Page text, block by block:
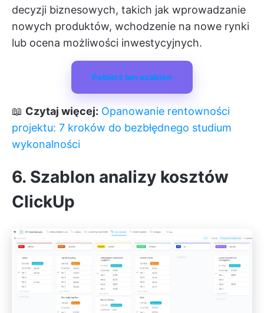
decyzji biznesowych, takich jak wprowadzanie
nowych produktów, wchodzenie na nowe rynki
lub ocena możliwości inwestycyjnych.
Pobierz ten szablon
📖 Czytaj więcej: Opanowanie rentowności
projektu: 7 kroków do bezbłędnego studium
wykonalności
6. Szablon analizy kosztów
ClickUp